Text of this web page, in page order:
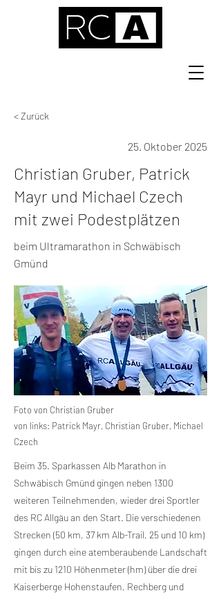
< Zurück
25. Oktober 2025
Christian Gruber, Patrick
Mayr und Michael Czech
mit zwei Podestplätzen
beim Ultramarathon in Schwäbisch
Gmünd
Foto von Christian Gruber
von links: Patrick Mayr, Christian Gruber, Michael
Czech
Beim 35. Sparkassen Alb Marathon in
Schwäbisch Gmünd gingen neben 1300
weiteren Teilnehmenden, wieder drei Sportler
des RC Allgäu an den Start. Die verschiedenen
Strecken (50 km, 37 km Alb-Trail, 25 und 10 km)
gingen durch eine atemberaubende Landschaft
mit bis zu 1210 Höhenmeter (hm) über die drei
Kaiserberge Hohenstaufen, Rechberg und